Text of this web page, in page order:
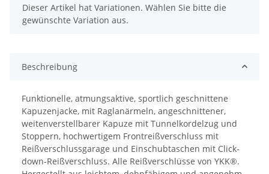
x
Dieser Artikel hat Variationen. Wählen Sie bitte die
gewünschte Variation aus.
Beschreibung
Funktionelle, atmungsaktive, sportlich geschnittene
Kapuzenjacke, mit Raglanärmeln, angeschnittener,
weitenverstellbarer Kapuze mit Tunnelkordelzug und
Stoppern, hochwertigem Frontreißverschluss mit
Reißverschlussgarage und Einschubtaschen mit Click-
down-Reißverschluss. Alle Reißverschlüsse von YKK®.